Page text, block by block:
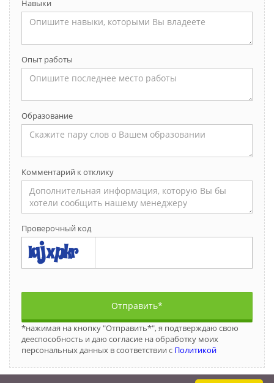
Навыки
Опыт работы
Образование
Комментарий к отклику
Проверочный код
Отправить*
*нажимая на кнопку "Отправить*", я подтверждаю свою
дееспособность и даю согласие на обработку моих
персональных данных в соответствии с Политикой